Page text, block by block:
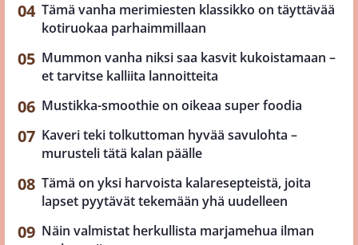
Tämä vanha merimiesten klassikko on täyttävää
kotiruokaa parhaimmillaan
Mummon vanha niksi saa kasvit kukoistamaan –
et tarvitse kalliita lannoitteita
Mustikka-smoothie on oikeaa super foodia
Kaveri teki tolkuttoman hyvää savulohta –
murusteli tätä kalan päälle
Tämä on yksi harvoista kalaresepteistä, joita
lapset pyytävät tekemään yhä uudelleen
Näin valmistat herkullista marjamehua ilman